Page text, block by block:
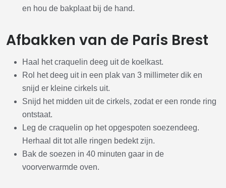
en hou de bakplaat bij de hand.
Afbakken van de Paris Brest
Haal het craquelin deeg uit de koelkast.
Rol het deeg uit in een plak van 3 millimeter dik en
snijd er kleine cirkels uit.
Snijd het midden uit de cirkels, zodat er een ronde ring
ontstaat.
Leg de craquelin op het opgespoten soezendeeg.
Herhaal dit tot alle ringen bedekt zijn.
Bak de soezen in 40 minuten gaar in de
voorverwarmde oven.